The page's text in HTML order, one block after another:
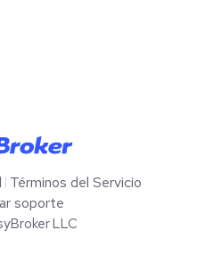
Términos del Servicio
soporte
LLC